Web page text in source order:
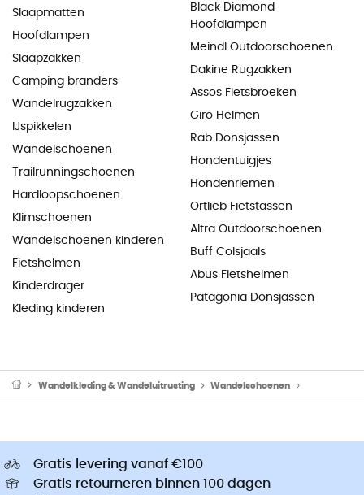
Slaapmatten
Hoofdlampen
Slaapzakken
Camping branders
Wandelrugzakken
IJspikkelen
Wandelschoenen
Trailrunningschoenen
Hardloopschoenen
Klimschoenen
Wandelschoenen kinderen
Fietshelmen
Kinderdrager
Kleding kinderen
Black Diamond
Hoofdlampen
Meindl Outdoorschoenen
Dakine Rugzakken
Assos Fietsbroeken
Giro Helmen
Rab Donsjassen
Hondentuigjes
Hondenriemen
Ortlieb Fietstassen
Altra Outdoorschoenen
Buff Colsjaals
Abus Fietshelmen
Patagonia Donsjassen
Wandelkleding & Wandeluitrusting Wandelschoenen
Gratis levering vanaf €100
Gratis retourneren binnen 100 dagen